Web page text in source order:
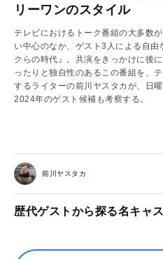
リーワンのスタイル
テレビにおけるトーク番組の大多数
い中心のなか、ゲスト3人による自
クらの時代』。共演をきっかけに後
ったりと独自性のあるこの番組を、
するライターの前川ヤスタカが、日
2024年のゲスト候補も考察する。
前川ヤスタカ
歴代ゲストから探る名キャ